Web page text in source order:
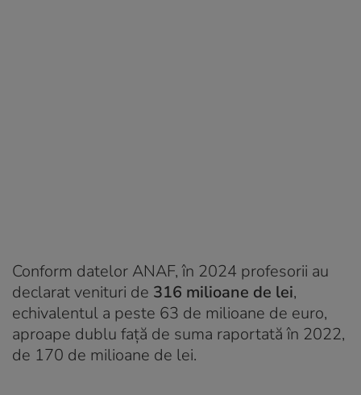
Conform datelor ANAF, în 2024 profesorii au
declarat venituri de 316 milioane de lei,
echivalentul a peste 63 de milioane de euro,
aproape dublu față de suma raportată în 2022,
de 170 de milioane de lei.